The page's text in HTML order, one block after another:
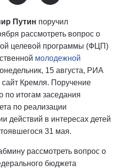
Путин поручил
рассмотреть вопрос о
целевой программы (ФЦП)
молодежной
15 августа, РИА
Кремля. Поручение
по итогам заседания
по реализации
действий в интересах детей
31 мая.
рассмотреть вопрос о
бюджета